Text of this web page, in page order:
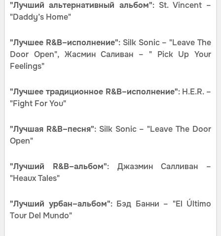
"Лучший альтернативный альбом": St. Vincent –
"Daddy’s Home"
"Лучшее R&B–исполнение": Silk Sonic – "Leave The
Door Open", Жасмин Саливан – " Pick Up Your
Feelings"
"Лучшее традиционное R&B–исполнение": H.E.R. –
"Fight For You"
"Лучшая R&B–песня": Silk Sonic – "Leave The Door
Open"
"Лучший R&B–альбом": Джазмин Салливан –
"Heaux Tales"
"Лучший урбан–альбом": Бэд Банни – "El Último
Tour Del Mundo"